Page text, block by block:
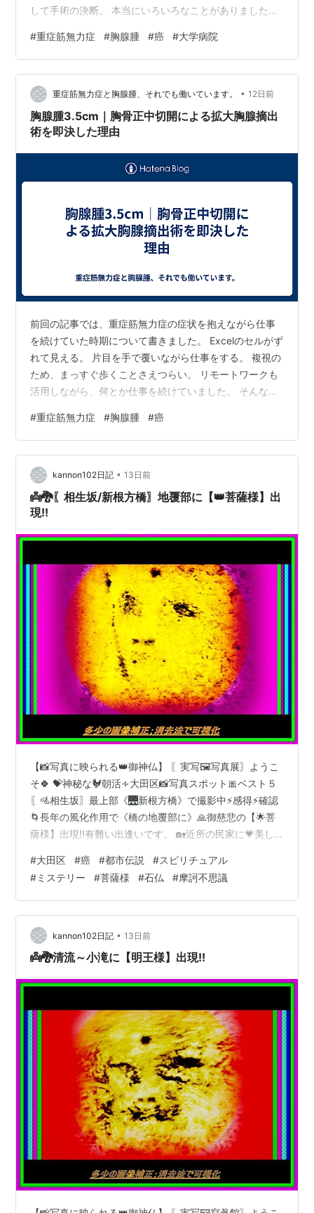
して手術の決断。 本当にいろいろなことがありました。
ていた「手術」が、 急に現実のものとして迫ってきまし
た。 手術の前々日から入院 入院すると、まずさまざまな
確認や検査、説明がありました。 これまで外来で何度も
病院には来ていましたが、 病室に入り、 ベッドが自分の
場所になると、 やはり気持ちは全く違います。 「本当に
手術を受けるんだ…
#重症筋無力症 #胸腺腫 #癌 #大学病院
重症筋無力症と胸腺腫、それでも働いています。 • 12日前
胸腺腫3.5cm｜胸骨正中切開による拡大胸腺摘出
術を即決した理由
前回の記事では、重症筋無力症の症状を抱えながら仕事
を続けていた時期について書きました。 Excelのセルがず
れて見える。 片目を手で覆いながら仕事をする。 複視の
ため、まっすぐ歩くことさえつらい。 リモートワークも
活用しながら、何とか仕事を続けていました。 そんな中
場合、見つかった胸腺腫は約3.5cm。 そして最終的に、
胸骨正中切開による拡大胸腺摘出術 を受けることになり
ました。 今振り返ると、かなり大きな手術です。 しか
し、医師から説明を受けたとき、私はほとんど迷いませ
んでした。 「お願いします」 と、ほぼ即答しました。
脳神経内科から呼…
#重症筋無力症 #胸腺腫 #癌
kannon102日記 • 13日前
👼🐉〖相生坂/新根方橋〗地覆部に【👑菩薩様】出
現!!
【📸写真に映られる👑御神仏】 〖実写🖼️写真展〗ようこ
そ🍀 💝神秘な🐓朝活∻大田区📸写真スポット🎀ベスト５
〖🚵相生坂〗最上部《🌉新根方橋》で撮影中⚡感得⚡確認
🌀長年の風化作用で《橋の地覆部に》🙏御慈悲の【🌟菩
薩様】出現!!有難い出逢いです。 🏡近所の民家に💗美し
の写真によって〖👨‍👩‍👧‍👦世知辛い世の人々〗に〖💓生
きる勇気；パワー💪エネルギー〗等、何ものかを齎（も
たら）すなら🍀幸いです。 🖼️画像クリックして〖別ウイ
ンドウ〗でも御拝観ください。 【💥日本の大地震💥他県
の災害🌊】被災された👨‍👩‍👧‍👦皆様お体を大切～ 🙏何時
も御訪問に感謝…
#大田区 #癌 #都市伝説 #スピリチュアル
#ミステリー #菩薩様 #石仏 #摩訶不思議
kannon102日記 • 13日前
👼🐉清流～小滝に【明王様】出現!!